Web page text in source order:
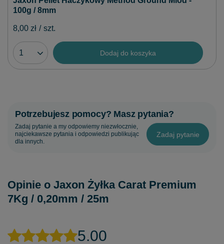
100g / 8mm
8,00 zł / szt.
Dodaj do koszyka
Potrzebujesz pomocy? Masz pytania?
Zadaj pytanie a my odpowiemy niezwłocznie,
najciekawsze pytania i odpowiedzi publikując
dla innych.
Zadaj pytanie
Opinie o Jaxon Żyłka Carat Premium
7Kg / 0,20mm / 25m
5.00